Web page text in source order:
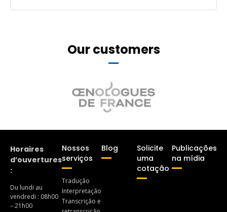
Our customers
Horaires
d’ouvertures
:
Du lundi au
vendredi : 08h00
– 21h00
Nossos
serviços
Tradução
Interpretação
Transcrição e
Blog
Solicite
uma
cotação
Publicações
na mídia